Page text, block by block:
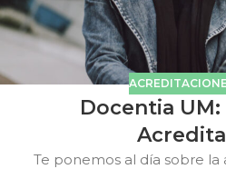
Docentia
Te ponemos al día sobre